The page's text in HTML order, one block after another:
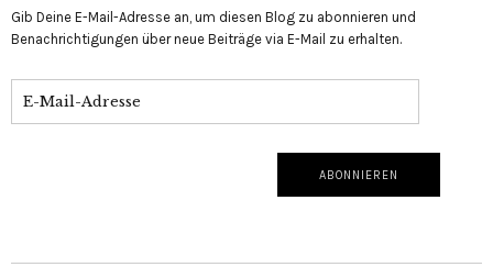
Gib Deine E-Mail-Adresse an, um diesen Blog zu abonnieren und
Benachrichtigungen über neue Beiträge via E-Mail zu erhalten.